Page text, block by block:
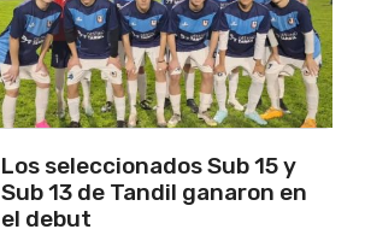
Santamarina recibe a San
Martín el sábado y el árbitro
será Marcos Liuzzi